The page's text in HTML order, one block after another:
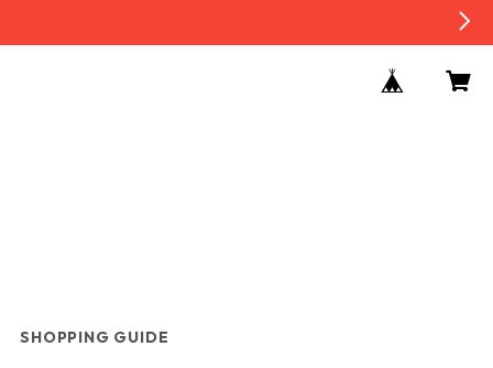
SHOPPING GUIDE